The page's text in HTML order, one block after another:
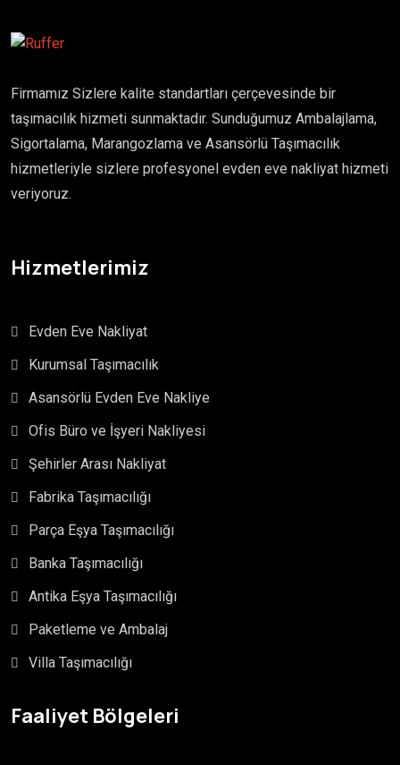
Firmamız Sizlere kalite standartları çerçevesinde bir
taşımacılık hizmeti sunmaktadır. Sunduğumuz Ambalajlama,
Sigortalama, Marangozlama ve Asansörlü Taşımacılık
hizmetleriyle sizlere profesyonel evden eve nakliyat hizmeti
veriyoruz.
Hizmetlerimiz
Evden Eve Nakliyat
Kurumsal Taşımacılık
Asansörlü Evden Eve Nakliye
Ofis Büro ve İşyeri Nakliyesi
Şehirler Arası Nakliyat
Fabrika Taşımacılığı
Parça Eşya Taşımacılığı
Banka Taşımacılığı
Antika Eşya Taşımacılığı
Paketleme ve Ambalaj
Villa Taşımacılığı
Faaliyet Bölgeleri